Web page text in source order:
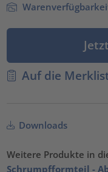
Auf die
Downloads
Weitere Produkte in
Schrumpfformteil -